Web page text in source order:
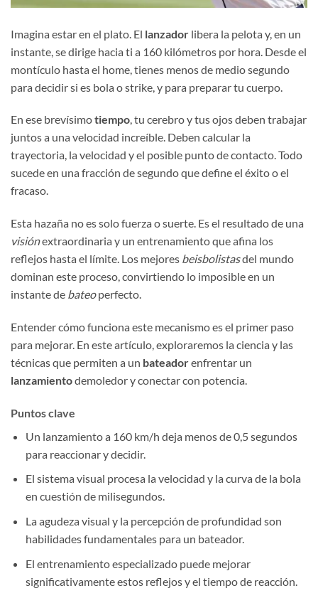
Imagina estar en el plato. El lanzador libera la pelota y, en un
instante, se dirige hacia ti a 160 kilómetros por hora. Desde el
montículo hasta el home, tienes menos de medio segundo
para decidir si es bola o strike, y para preparar tu cuerpo.
En ese brevísimotiempo, tu cerebro y tus ojos deben trabajar
juntos a una velocidad increíble. Deben calcular la
trayectoria, la velocidad y el posible punto de contacto. Todo
sucede en una fracción de segundo que define el éxito o el
fracaso.
Esta hazaña no es solo fuerza o suerte. Es el resultado de una
visiónextraordinaria y un entrenamiento que afina los
reflejos hasta el límite. Los mejores beisbolistasdel mundo
dominan este proceso, convirtiendo lo imposible en un
instante de bateoperfecto.
Entender cómo funciona este mecanismo es el primer paso
para mejorar. En este artículo, exploraremos la ciencia y las
técnicas que permiten a un bateadorenfrentar un
lanzamientodemoledor y conectar con potencia.
Puntos clave
Un lanzamiento a 160 km/h deja menos de 0,5 segundos
para reaccionar y decidir.
El sistema visual procesa la velocidad y la curva de la bola
en cuestión de milisegundos.
La agudeza visual y la percepción de profundidad son
habilidades fundamentales para un bateador.
El entrenamiento especializado puede mejorar
significativamente estos reflejos y el tiempo de reacción.